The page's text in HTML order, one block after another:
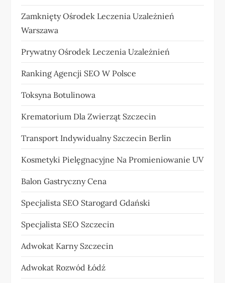
Zamknięty Ośrodek Leczenia Uzależnień
Warszawa
Prywatny Ośrodek Leczenia Uzależnień
Ranking Agencji SEO W Polsce
Toksyna Botulinowa
Krematorium Dla Zwierząt Szczecin
Transport Indywidualny Szczecin Berlin
Kosmetyki Pielęgnacyjne Na Promieniowanie UV
Balon Gastryczny Cena
Specjalista SEO Starogard Gdański
Specjalista SEO Szczecin
Adwokat Karny Szczecin
Adwokat Rozwód Łódź